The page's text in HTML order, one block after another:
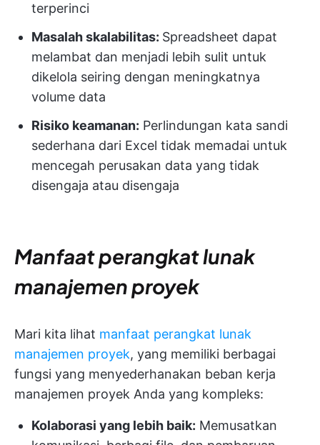
terperinci
Masalah skalabilitas: Spreadsheet dapat
melambat dan menjadi lebih sulit untuk
dikelola seiring dengan meningkatnya
volume data
Risiko keamanan: Perlindungan kata sandi
sederhana dari Excel tidak memadai untuk
mencegah perusakan data yang tidak
disengaja atau disengaja
Manfaat perangkat lunak
manajemen proyek
Mari kita lihat manfaat perangkat lunak
manajemen proyek, yang memiliki berbagai
fungsi yang menyederhanakan beban kerja
manajemen proyek Anda yang kompleks:
Kolaborasi yang lebih baik: Memusatkan